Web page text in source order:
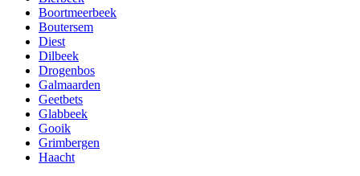
Boortmeerbeek
Boutersem
Diest
Dilbeek
Drogenbos
Galmaarden
Geetbets
Glabbeek
Gooik
Grimbergen
Haacht